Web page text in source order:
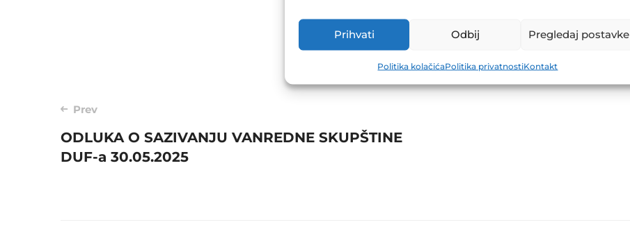
Prihvati Odbij Pregledaj postavke
Politika kolačićaPolitika privatnostiKontakt
Post
navigation
Prev
ODLUKA O SAZIVANJU VANREDNE SKUPŠTINE
DUF-a 30.05.2025